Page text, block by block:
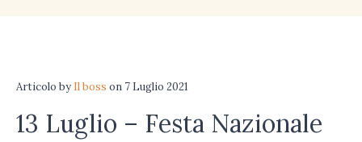
Articolo by Il boss on 7 Luglio 2021
13 Luglio – Festa Nazionale